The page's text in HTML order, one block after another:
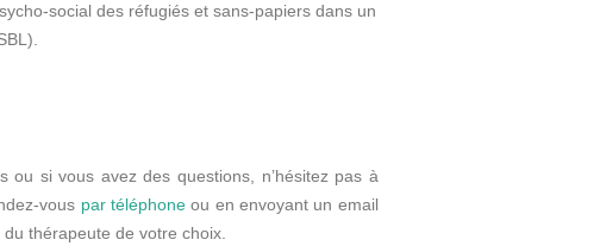
social des réfugiés et sans-papiers dans un
ou si vous avez des questions, n’hésitez pas à
vous par téléphone ou en envoyant un email
thérapeute de votre choix.